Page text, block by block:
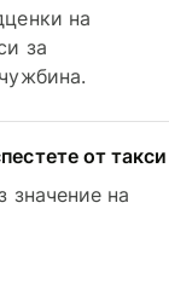
на
за
от такси
значение на